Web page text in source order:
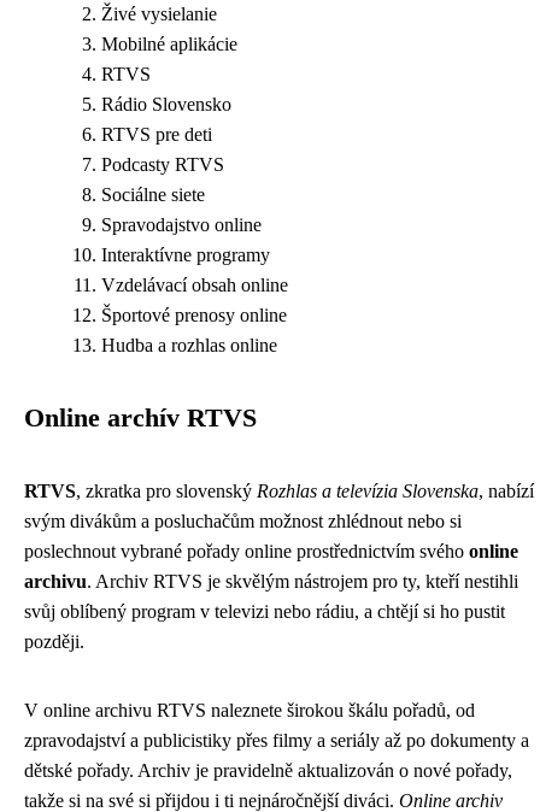
Živé vysielanie
Mobilné aplikácie
RTVS
Rádio Slovensko
RTVS pre deti
Podcasty RTVS
Sociálne siete
Spravodajstvo online
Interaktívne programy
Vzdelávací obsah online
Športové prenosy online
Hudba a rozhlas online
Online archív RTVS
RTVS, zkratka pro slovenský Rozhlas a televízia Slovenska, nabízí
svým divákům a posluchačům možnost zhlédnout nebo si
poslechnout vybrané pořady online prostřednictvím svého online
archivu. Archiv RTVS je skvělým nástrojem pro ty, kteří nestihli
svůj oblíbený program v televizi nebo rádiu, a chtějí si ho pustit
později.
V online archivu RTVS naleznete širokou škálu pořadů, od
zpravodajství a publicistiky přes filmy a seriály až po dokumenty a
dětské pořady. Archiv je pravidelně aktualizován o nové pořady,
takže si na své si přijdou i ti nejnáročnější diváci. Online archiv